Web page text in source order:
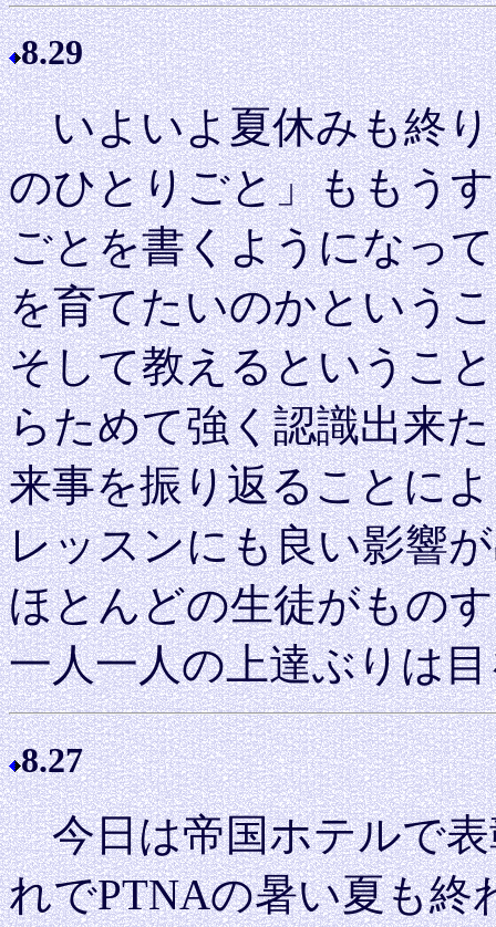
8.29
いよいよ夏休みも終り
のひとりごと」ももう
ごとを書くようになっ
を育てたいのかという
そして教えるというこ
らためて強く認識出来
来事を振り返ることに
レッスンにも良い影響
ほとんどの生徒がもの
一人一人の上達ぶりは
8.27
今日は帝国ホテルで表
れでPTNAの暑い夏も終